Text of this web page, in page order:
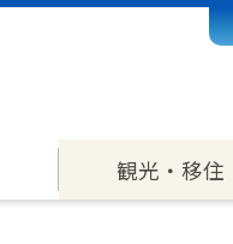
観光・移住